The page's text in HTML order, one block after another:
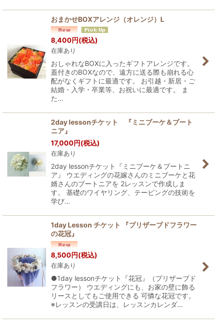
おまかせBOXアレンジ（オレンジ）L
8,400円(税込)
在庫あり
おしゃれなBOXに入ったギフトアレンジです。
蓋付きのBOXなので、遠方に送る際も崩れる心
配がなくギフトに最適です。 お引越・新居・ご
結婚・入学・卒業等、お祝いに最適です。 ま
た…
2day lessonチケット 『ミニブーケ＆ブート
ニア』
17,000円(税込)
在庫あり
2day lessonチケット『ミニブーケ＆ブートニ
ア』 ウエディングの花嫁さんのミニブーケと花
婿さんのブートニアを 2レッスンで作成しま
す。 基礎のワイヤリング、テーピングの技術を
学び…
1day Lesson チケット 『プリザーブドフラワー
の花冠』
8,500円(税込)
在庫あり
●1day lessonチケット『花冠』（プリザーブド
フラワー） ウエディングにも、お家の壁に飾る
リースとしてもご使用できる 可憐な花冠です。
※レッスンの受講日は、レッスンカレンダ…